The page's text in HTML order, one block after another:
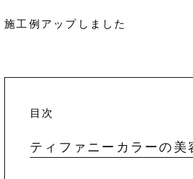
施工例アップしました
目次
ティファニーカラーの美